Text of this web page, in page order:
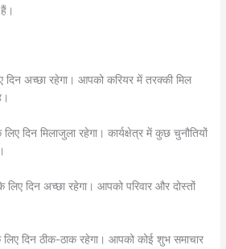
अच्छा रहेगा। आपको करियर में तरक्की मिल
दिन मिलाजुला रहेगा। कार्यक्षेत्र में कुछ चुनौतियों
दिन अच्छा रहेगा। आपको परिवार और दोस्तों
दिन ठीक-ठाक रहेगा। आपको कोई शुभ समाचार